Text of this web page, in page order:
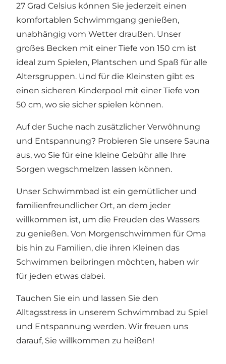
27 Grad Celsius können Sie jederzeit einen
komfortablen Schwimmgang genießen,
unabhängig vom Wetter draußen. Unser
großes Becken mit einer Tiefe von 150 cm ist
ideal zum Spielen, Plantschen und Spaß für alle
Altersgruppen. Und für die Kleinsten gibt es
einen sicheren Kinderpool mit einer Tiefe von
50 cm, wo sie sicher spielen können.
Auf der Suche nach zusätzlicher Verwöhnung
und Entspannung? Probieren Sie unsere Sauna
aus, wo Sie für eine kleine Gebühr alle Ihre
Sorgen wegschmelzen lassen können.
Unser Schwimmbad ist ein gemütlicher und
familienfreundlicher Ort, an dem jeder
willkommen ist, um die Freuden des Wassers
zu genießen. Von Morgenschwimmen für Oma
bis hin zu Familien, die ihren Kleinen das
Schwimmen beibringen möchten, haben wir
für jeden etwas dabei.
Tauchen Sie ein und lassen Sie den
Alltagsstress in unserem Schwimmbad zu Spiel
und Entspannung werden. Wir freuen uns
darauf, Sie willkommen zu heißen!